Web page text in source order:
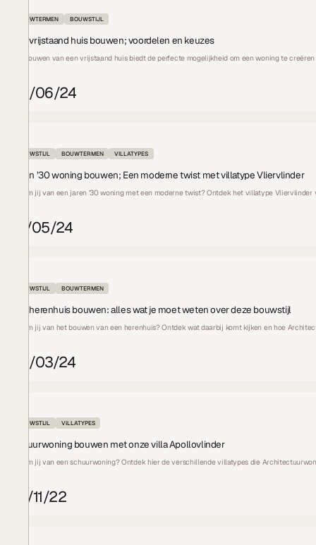
BOUWTERMEN BOUWSTIJL
Een vrijstaand huis bouwen; voordelen en keuzes
Het bouwen van een vrijstaand huis biedt de perfecte mogelijkheid om een woning te
28/06/24
BOUWSTIJL BOUWTERMEN VILLATYPES
Jaren ’30 woning bouwen; Een moderne twist met villatype Vliervlinder
Droom jij van een jaren ’30 woning met een moderne twist? Ontdek het villatype
31/05/24
BOUWSTIJL BOUWTERMEN
Een herenhuis bouwen: alles wat je moet weten over deze bouwstijl
Droom jij van het bouwen van een herenhuis? Ontdek wat daarbij komt kijken en hoe
26/03/24
BOUWSTIJL VILLATYPES
Schuurwoning bouwen met onze villa Apollovlinder
Droom jij van een schuurwoning? Ontdek hier de verschillende villatypes die
07/11/22